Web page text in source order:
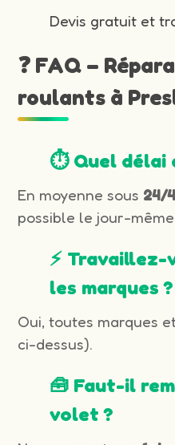
Devis gratuit et
❓ FAQ –
roulants à
⏱️ Quel délai
En moyenne sous 24/
possible le jour-
⚡
les marques ?
Oui, toutes marques
ci-dessus).
🧰 Faut-il
volet ?